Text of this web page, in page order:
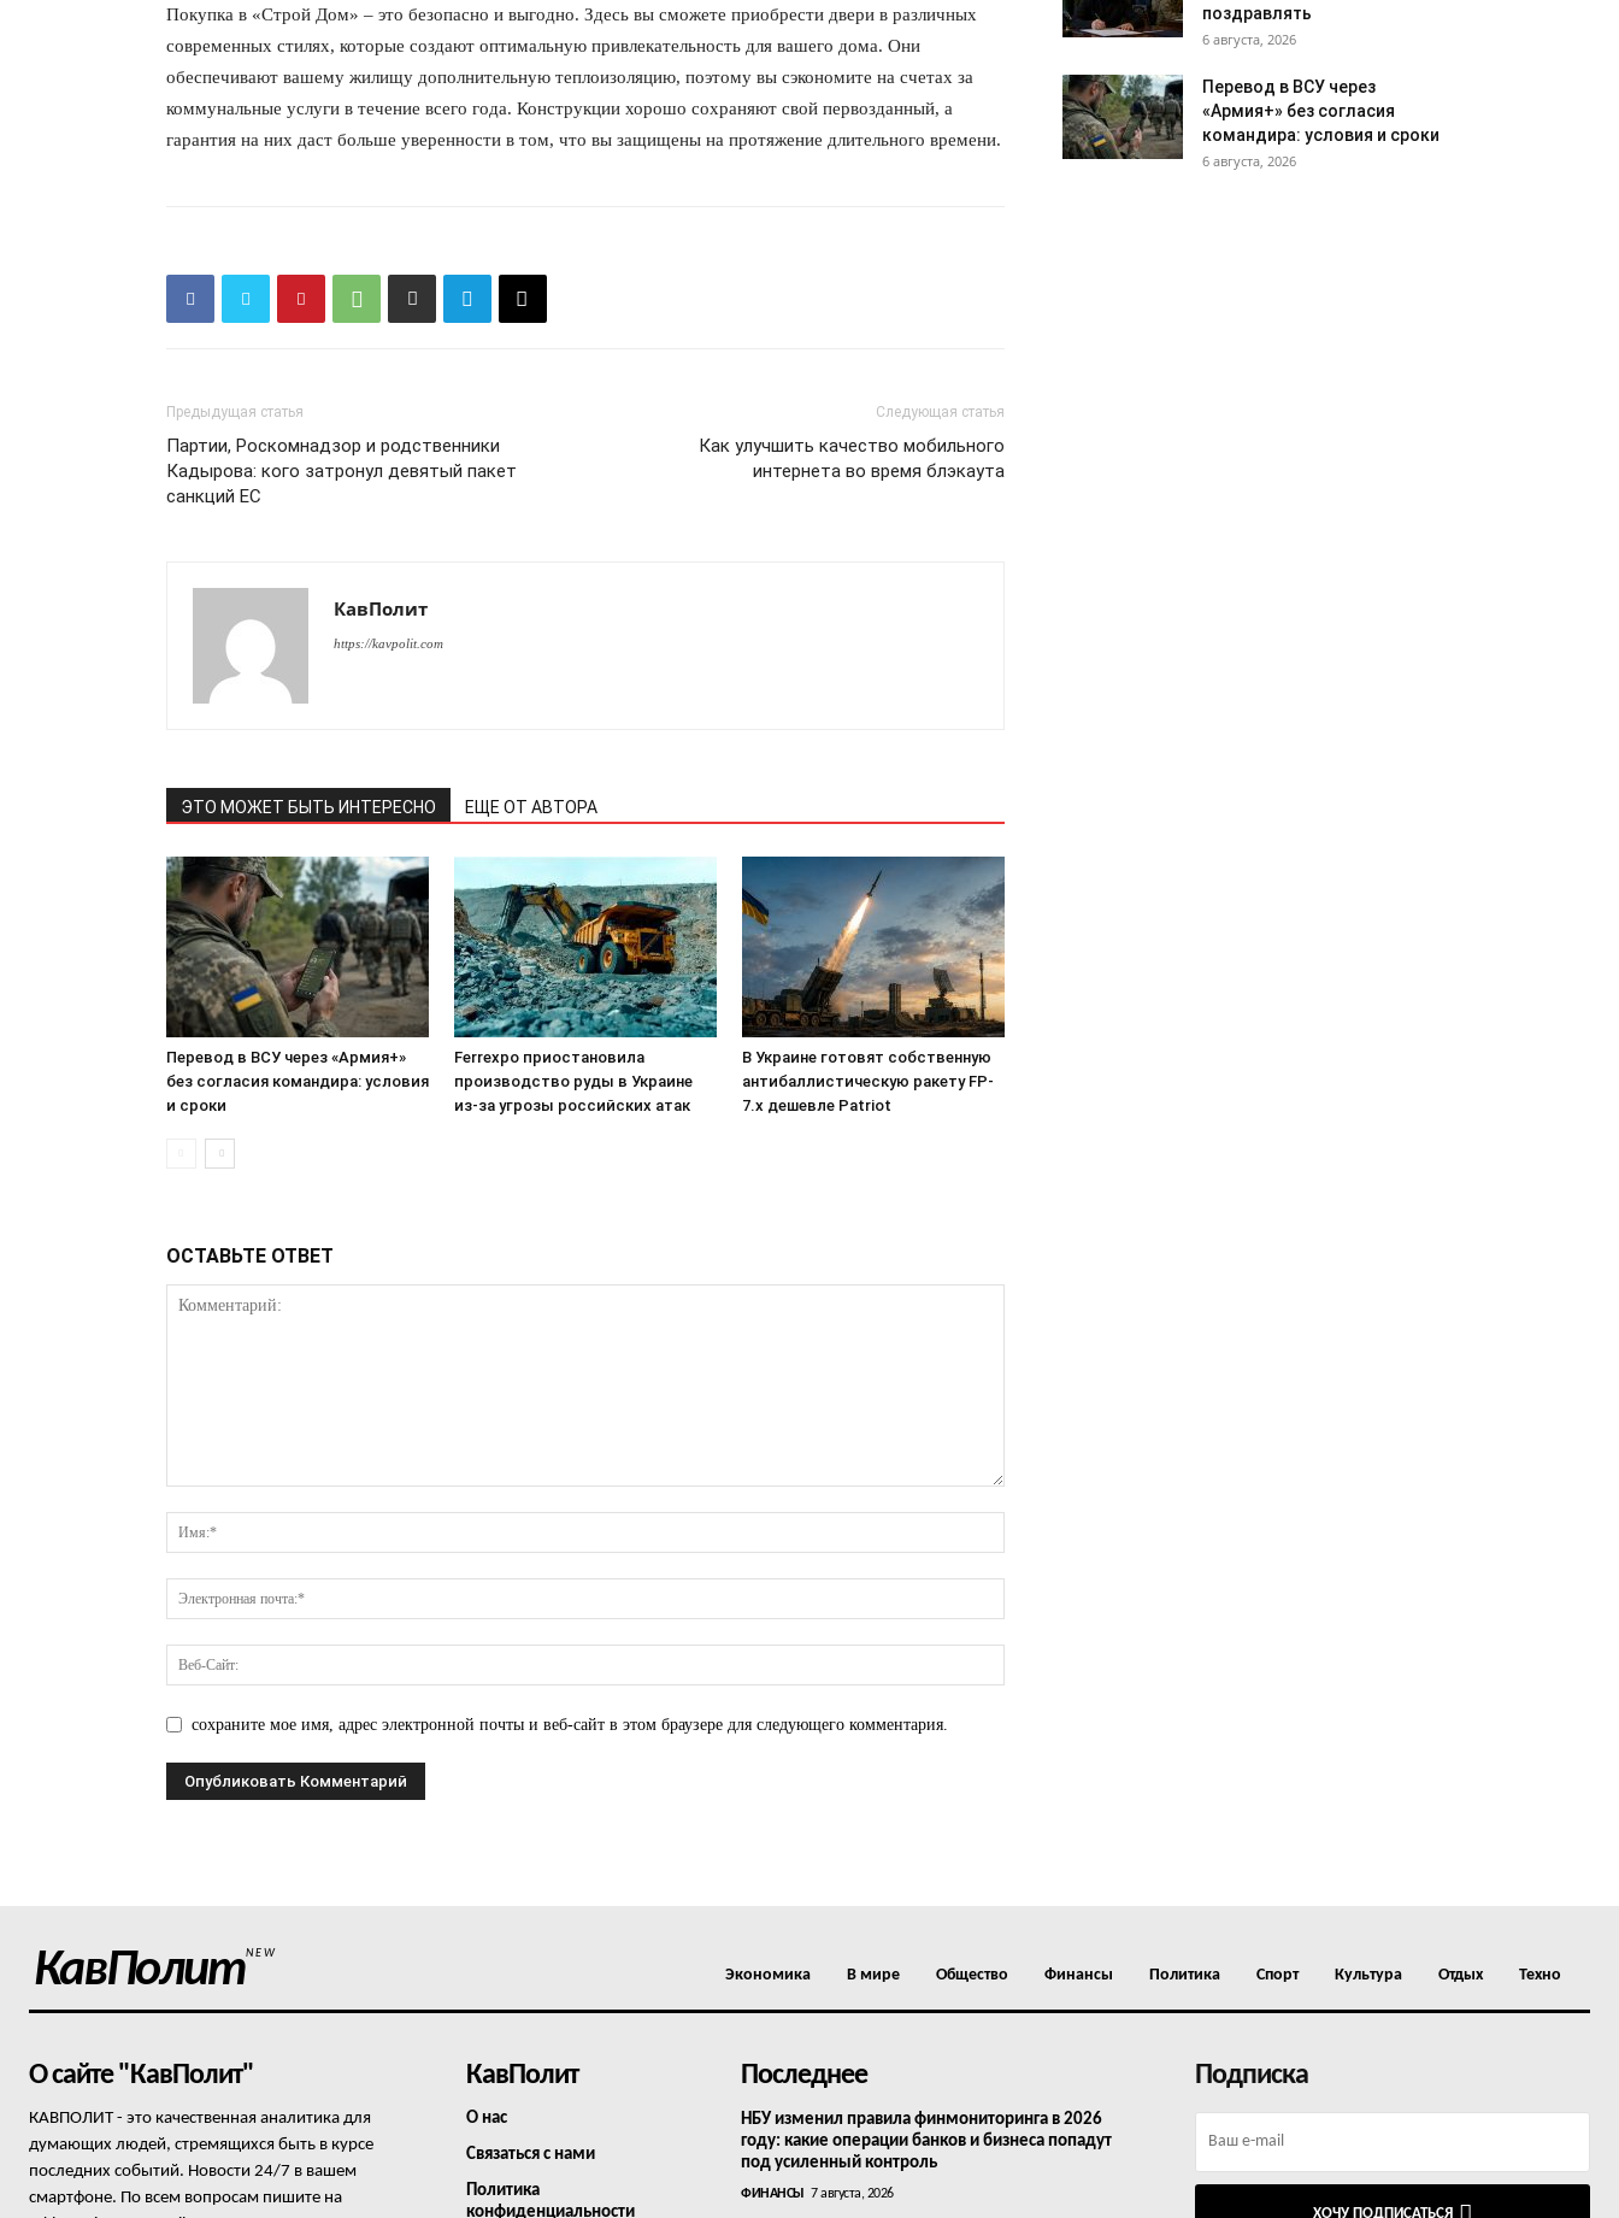
КавПолит
О нас
Связаться с нами
Покупка в «Строй Дом» – это безопасно и выгодно. Здесь вы сможете приобрести двери в различных
современных стилях, которые создают оптимальную привлекательность для вашего дома. Они
обеспечивают вашему жилищу дополнительную теплоизоляцию, поэтому вы сэкономите на счетах за
коммунальные услуги в течение всего года. Конструкции хорошо сохраняют свой первозданный, а
гарантия на них даст больше уверенности в том, что вы защищены на протяжение длительного времени.
Предыдущая статья
Партии, Роскомнадзор и родственники
Кадырова: кого затронул девятый пакет
санкций ЕС
Следующая статья
Как улучшить качество мобильного
интернета во время блэкаута
КавПолит
https://kavpolit.com
ЭТО МОЖЕТ БЫТЬ ИНТЕРЕСНО ЕЩЕ ОТ АВТОРА
Перевод в ВСУ через «Армия+»
без согласия командира: условия
и сроки
Ferrexpo приостановила
производство руды в Украине
из-за угрозы российских атак
В Украине готовят собственную
антибаллистическую ракету FP-
7.x дешевле Patriot
ОСТАВЬТЕ ОТВЕТ
сохраните мое имя, адрес электронной почты и веб-сайт в этом браузере для следующего комментария.
поздравлять
6 августа, 2026
Перевод в ВСУ через
«Армия+» без согласия
командира: условия и сроки
6 августа, 2026
КавПолитNEW
Экономика В мире Общество Финансы Политика Спорт Культура Отдых Техно
О сайте "КавПолит"
КАВПОЛИТ - это качественная аналитика для
думающих людей, стремящихся быть в курсе
последних событий. Новости 24/7 в вашем
смартфоне. По всем вопросам пишите на
КавПолит
О нас
Связаться с нами
Политика
конфиденциальности
Последнее
НБУ изменил правила финмониторинга в 2026
году: какие операции банков и бизнеса попадут
под усиленный контроль
ФИНАНСЫ 7 августа, 2026
Подписка
ХОЧУ ПОДПИСАТЬСЯ